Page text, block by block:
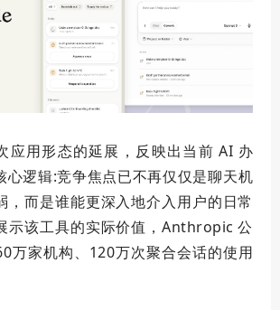
应用形态的延展，反映出当前 AI 办
心逻辑:竞争焦点已不再仅仅是聊天机
，而是谁能更深入地介入用户的日常
示该工具的实际价值，Anthropic 公
万家机构、120万次聚合会话的使用